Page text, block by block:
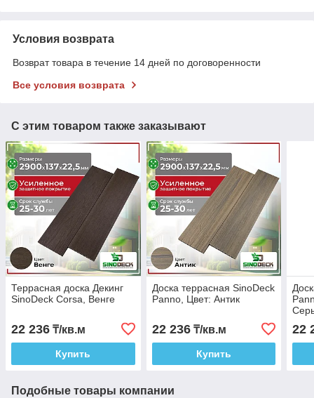
Условия возврата
Возврат товара в течение 14 дней по договоренности
Все условия возврата
С этим товаром также заказывают
Террасная доска Декинг
SinoDeck Corsa, Венге
22 236 ₸/кв.м
Купить
Доска террасная SinoDeck
Panno, Цвет: Антик
22 236₸/кв.м
Купить
22
Подобные товары компании